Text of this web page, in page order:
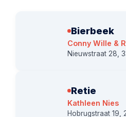
Bierbeek
Conny Wille &
Nieuwstraat 28,
Retie
Kathleen Nies
Hobrugstraat 19,